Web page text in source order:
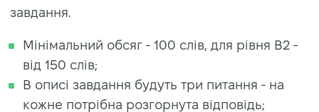
завдання.
Мінімальний обсяг - 100 слів, для рівня B2 -
від 150 слів;
В описі завдання будуть три питання - на
кожне потрібна розгорнута відповідь;